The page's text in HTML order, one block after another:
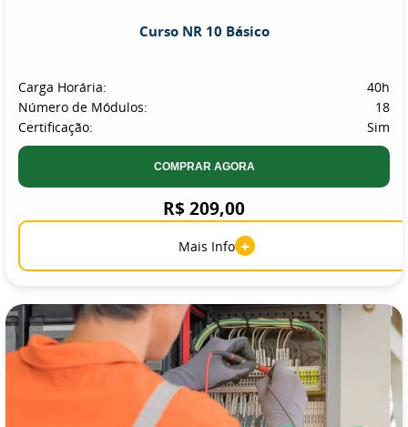
Curso NR 10 Básico
Carga Horária:
40h
Número de Módulos:
18
Certificação:
Sim
COMPRAR AGORA
R$ 209,00
Mais Info +